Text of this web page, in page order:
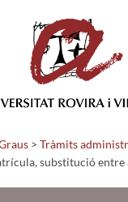
> Tràmits
substitució entre